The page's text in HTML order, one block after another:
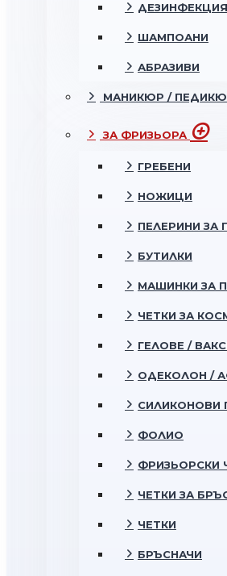
ДЕЗИНФЕКЦИЯ
ШАМПОАНИ
АБРАЗИВИ
МАНИКЮР /
ЗА ФРИЗЬОРА
ГРЕБЕНИ
НОЖИЦИ
ПЕЛЕРИНИ ЗА
БУТИЛКИ
МАШИНКИ ЗА
ЧЕТКИ ЗА
ГЕЛОВЕ /
ОДЕКОЛОН /
СИЛИКОНОВИ
ФОЛИО
ФРИЗЬОРСКИ
ЧЕТКИ ЗА
ЧЕТКИ
БРЪСНАЧИ